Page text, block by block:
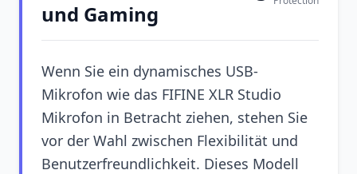
und Gaming
Wenn Sie ein dynamisches USB-
Mikrofon wie das FIFINE XLR Studio
Mikrofon in Betracht ziehen, stehen Sie
vor der Wahl zwischen Flexibilität und
Benutzerfreundlichkeit. Dieses Modell